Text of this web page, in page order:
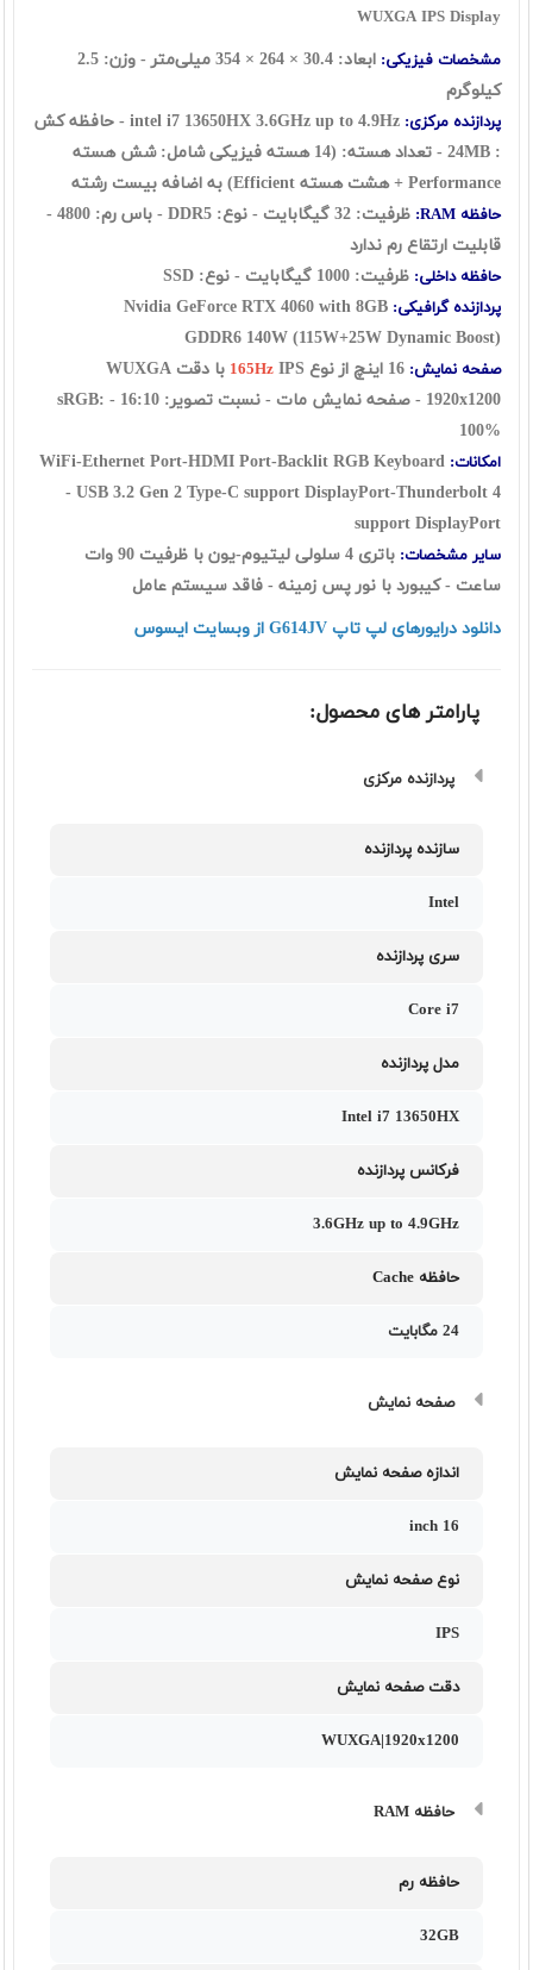
WUXGA IPS Display
مشخصات فیزیکی: ابعاد: 30.4
×
264
×
354
میلی‌متر - وزن: 2.5
کیلوگرم
پردازنده مرکزی: intel i7 13650HX 3.6GHz up to 4.9Hz - حافظه کش
: 24MB - تعداد هسته: (14 هسته فیزیکی شامل: شش هسته
Performance + هشت هسته Efficient) به اضافه بیست رشته
حافظه RAM:
ظرفیت: 32 گيگابايت - نوع: DDR5 - باس رم: 4800 -
قابلیت ارتقاع رم ندارد
حافظه داخلی: ظرفیت: 1000 گیگابایت - نوع: SSD
پردازنده گرافیکی: Nvidia GeForce RTX 4060 with 8GB
GDDR6 140W (115W+25W Dynamic Boost)
صفحه نمایش: 165Hz
IPS با دقت WUXGA
1920x1200 - صفحه نمایش مات - نسبت تصویر: 16:10 - sRGB:
100%
امکانات: WiFi-Ethernet Port-HDMI Port-Backlit RGB Keyboard
- USB 3.2 Gen 2 Type-C support DisplayPort-Thunderbolt 4
support DisplayPort
سایر مشخصات:
باتری 4 سلولی لیتیوم-یون با ظرفیت 90 وات
ساعت - کیبورد با نور پس زمینه - فاقد سیستم عامل
دانلود درایورهای لپ تاپ G614JV از وبسایت ایسوس
پارامتر های محصول:
پردازنده مرکزی
سازنده پردازنده
Intel
سری پردازنده
Core i7
مدل پردازنده
Intel i7 13650HX
فرکانس پردازنده
3.6GHz up to 4.9GHz
حافظه Cache
24 مگابایت
صفحه نمایش
اندازه صفحه نمایش
16 inch
نوع صفحه نمایش
IPS
دقت صفحه نمایش
WUXGA|1920x1200
حافظه RAM
حافظه رم
32GB